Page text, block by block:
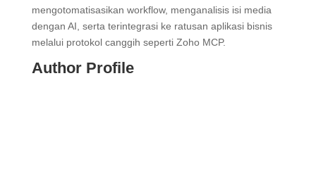
mengotomatisasikan workflow, menganalisis isi media
dengan AI, serta terintegrasi ke ratusan aplikasi bisnis
melalui protokol canggih seperti Zoho MCP.
Author Profile